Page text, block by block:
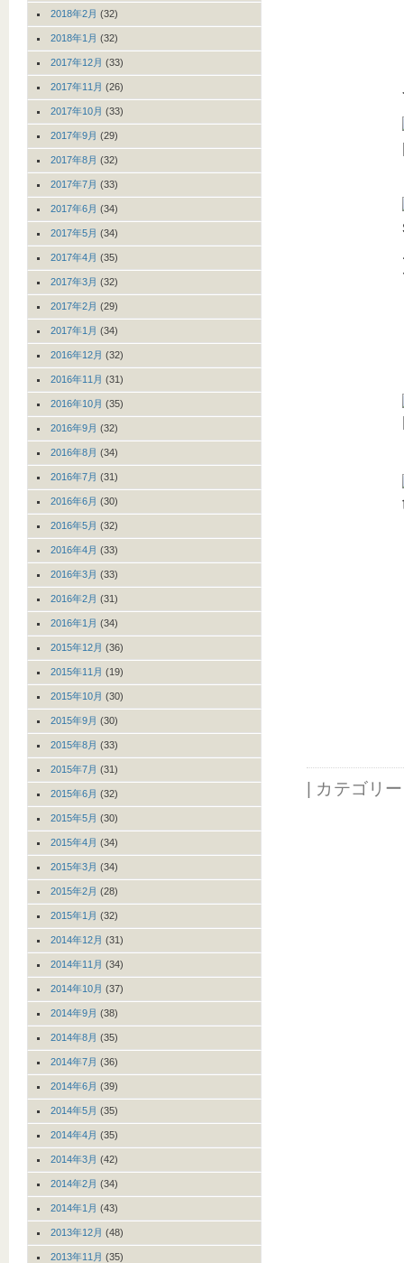
| カテゴリ
2018年2月 (32)
2018年1月 (32)
2017年12月 (33)
2017年11月 (26)
2017年10月 (33)
2017年9月 (29)
2017年8月 (32)
2017年7月 (33)
2017年6月 (34)
2017年5月 (34)
2017年4月 (35)
2017年3月 (32)
2017年2月 (29)
2017年1月 (34)
2016年12月 (32)
2016年11月 (31)
2016年10月 (35)
2016年9月 (32)
2016年8月 (34)
2016年7月 (31)
2016年6月 (30)
2016年5月 (32)
2016年4月 (33)
2016年3月 (33)
2016年2月 (31)
2016年1月 (34)
2015年12月 (36)
2015年11月 (19)
2015年10月 (30)
2015年9月 (30)
2015年8月 (33)
2015年7月 (31)
2015年6月 (32)
2015年5月 (30)
2015年4月 (34)
2015年3月 (34)
2015年2月 (28)
2015年1月 (32)
2014年12月 (31)
2014年11月 (34)
2014年10月 (37)
2014年9月 (38)
2014年8月 (35)
2014年7月 (36)
2014年6月 (39)
2014年5月 (35)
2014年4月 (35)
2014年3月 (42)
2014年2月 (34)
2014年1月 (43)
2013年12月 (48)
2013年11月 (35)